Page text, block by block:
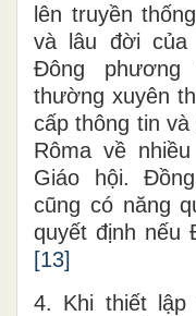
lên truyền
và lâu đời của
Đông
thường xuyên
cấp thông tin
Rôma về
Giáo hội.
cũng có năng
quyết định nếu
[13]
4. Khi thiết lập